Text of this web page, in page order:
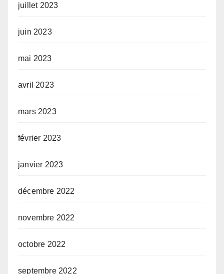
juillet 2023
juin 2023
mai 2023
avril 2023
mars 2023
février 2023
janvier 2023
décembre 2022
novembre 2022
octobre 2022
septembre 2022